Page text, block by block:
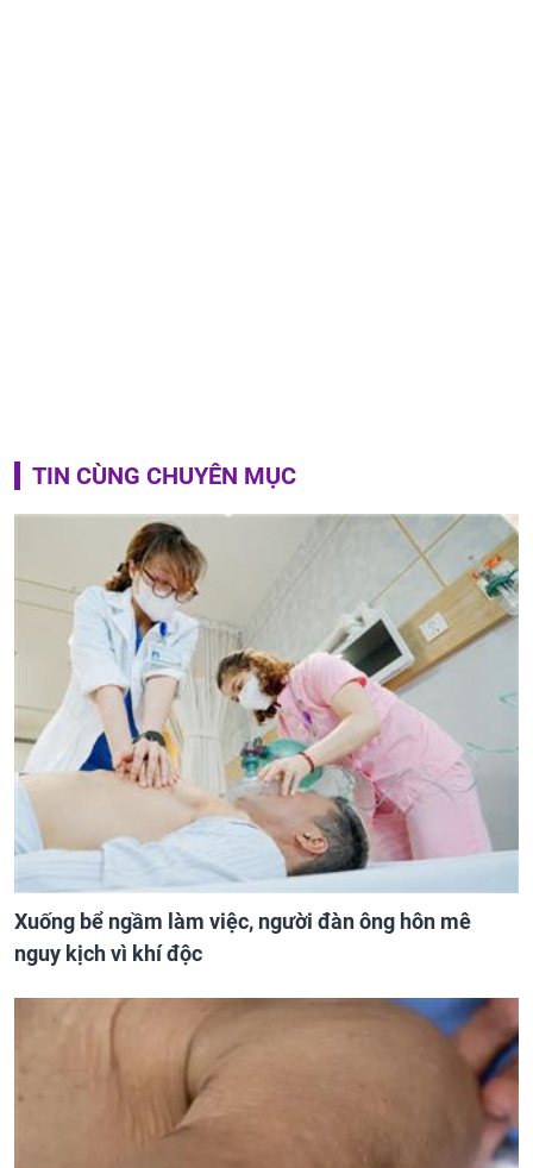
TIN CÙNG CHUYÊN MỤC
Xuống bể ngầm làm việc, người đàn ông hôn mê
nguy kịch vì khí độc